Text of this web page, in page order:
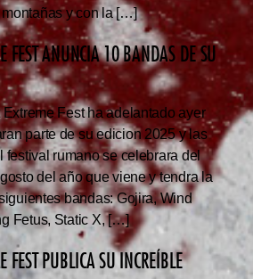
y con la […]
FEST ANUNCIA 10 BANDAS DE SU
Fest ha adelantado ayer
parte de su edicion 2025 y las
festival rumano se celebrara del
del año que viene y tendra la
bandas: Gojira, Wind
Fetus, Static X, […]
FEST PUBLICA SU INCREÍBLE